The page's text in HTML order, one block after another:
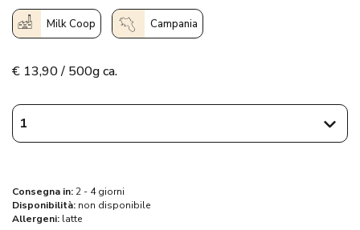
Milk Coop Campania
€ 13,90 / 500g ca.
Consegna in: 2 - 4 giorni
Disponibilità: non disponibile
Allergeni: latte